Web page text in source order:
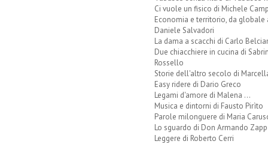
Ci vuole un fisico di Michele
Economia e territorio, da globale
Daniele Salvadori
La dama a scacchi di Carlo
Due chiacchiere in cucina di
Rossello
Storie dell'altro secolo di
Easy ridere di Dario Greco
Legami d'amore di Malena ...
Musica e dintorni di Fausto Pirìto
Parole milonguere di Maria
Lo sguardo di Don Armando
Leggere di Roberto Cerri